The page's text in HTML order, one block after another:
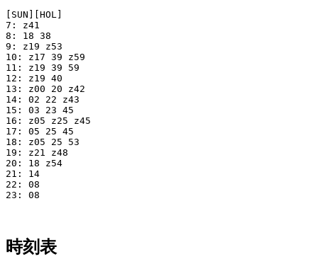
[SUN][HOL]
7: z41
8: 18 38
9: z19 z53
10: z17 39 z59
11: z19 39 59
12: z19 40
13: z00 20 z42
14: 02 22 z43
15: 03 23 45
16: z05 z25 z45
17: 05 25 45
18: z05 25 53
19: z21 z48
20: 18 z54
21: 14
22: 08
23: 08
時刻表